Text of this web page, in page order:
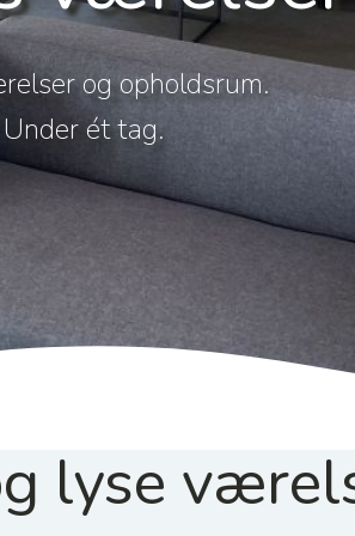
og opholdsrum.
Under ét tag.
lyse